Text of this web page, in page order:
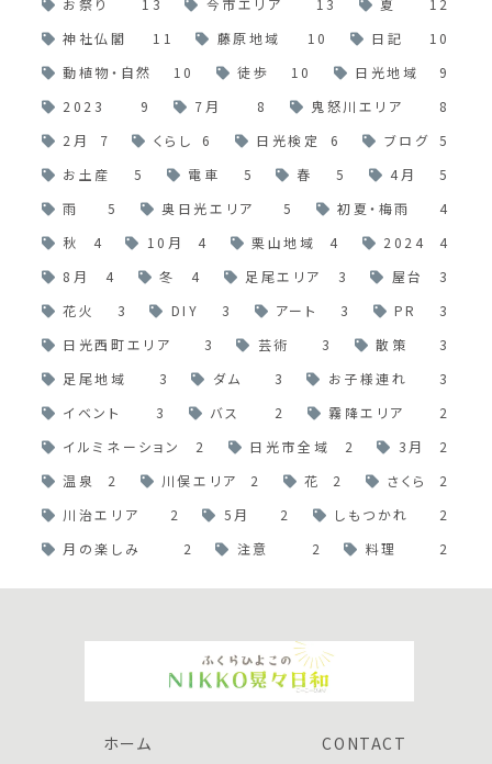
お祭り
13 今市エリア 13 夏
12
神社仏閣
11 藤原地域 10 日記
10
動植物・自然
10 徒歩 10 日光地域
9
2023
9 7月 8 鬼怒川エリア
8
2月
7 くらし 6 日光検定 6 ブログ
5
お土産
5 電車 5 春 5 4月
5
雨
5 奥日光エリア 5 初夏・梅雨
4
秋
4 10月 4 栗山地域 4 2024
4
8月
4 冬 4 足尾エリア 3 屋台
3
花火
3 DIY 3 アート 3 PR
3
日光西町エリア
3 芸術 3 散策
3
足尾地域
3 ダム 3 お子様連れ
3
イベント
3 バス 2 霧降エリア
2
イルミネーション
2 日光市全域 2 3月
2
温泉
2 川俣エリア 2 花 2 さくら
2
川治エリア
2 5月 2 しもつかれ
2
月の楽しみ
2 注意 2 料理 2
ホーム CONTACT